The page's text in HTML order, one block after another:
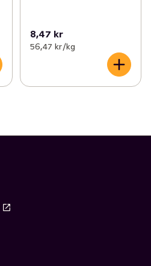
8,47 kr
56,47 kr /kg